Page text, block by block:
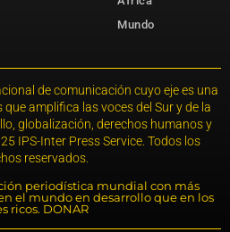
Mundo
de comunicación cuyo eje es una
amplifica las voces del Sur y de la
globalización, derechos humanos y
IPS-Inter Press Service. Todos los
reservados.
periodística mundial con más
el mundo en desarrollo que en los
ricos. DONAR